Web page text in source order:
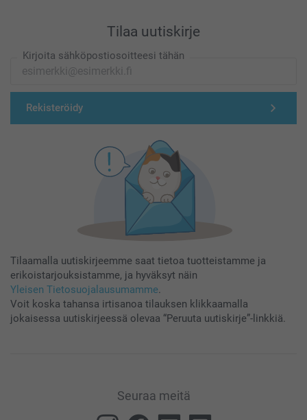
Tilaa uutiskirje
Kirjoita sähköpostiosoitteesi tähän
Rekisteröidy
Tilaamalla uutiskirjeemme saat tietoa tuotteistamme ja
erikoistarjouksistamme, ja hyväksyt näin
Yleisen Tietosuojalausumamme.
Voit koska tahansa irtisanoa tilauksen klikkaamalla
jokaisessa uutiskirjeessä olevaa “Peruuta uutiskirje”-linkkiä.
Seuraa meitä